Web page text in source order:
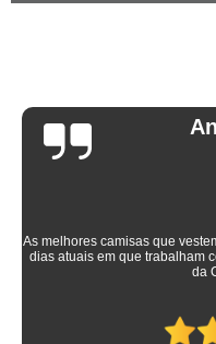
As melhores camisas que
dias atuais em que trabalham
da